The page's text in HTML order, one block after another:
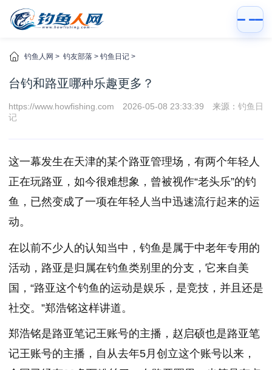
钓鱼人网 > 钓友部落 > 钓鱼日记 >
台钓和路亚哪种乐趣更多？
https://www.howfishing.com 2026-05-08 23:33:39 来源： 钓鱼日
记
这一幕发生在天津的某个路亚管理场，有两个年轻人
正在玩路亚，如今很难想象，曾被视作“老头乐”的钓
鱼，已然变成了一项在年轻人当中迅速流行起来的运
动。
在以前不少人的认知当中，钓鱼是属于中老年专用的
活动，路亚是归属在钓鱼类别里的分支，它来自美
国，“路亚这个钓鱼的运动是娱乐，是竞技，并且还是
社交。”郑浩铭这样讲道。
郑浩铭是路亚笔记王账号的主播，赵启硕也是路亚笔
记王账号的主播，自从去年5月创立这个账号以来，